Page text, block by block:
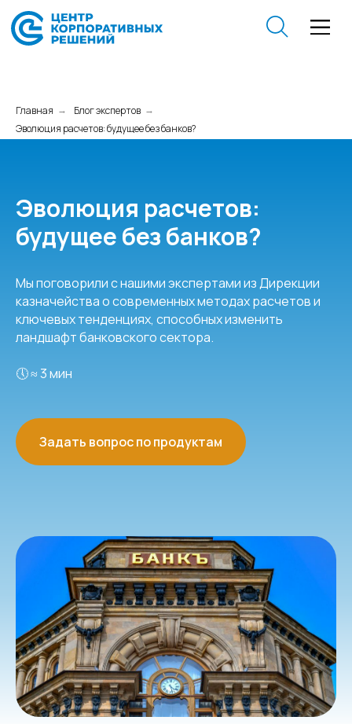
Главная → Блог экспертов →
Эволюция расчетов: будущее без банков?
Эволюция расчетов:
будущее без банков?
Мы поговорили с нашими экспертами из Дирекции
казначейства о современных методах расчетов и
ключевых тенденциях, способных изменить
ландшафт банковского сектора.
🕔 ≈ 3 мин
Задать вопрос по продуктам